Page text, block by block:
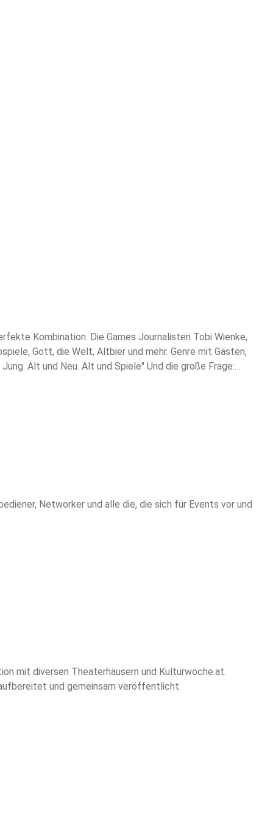
Kombination. Die Games Journalisten Tobi Wienke,
Gott, die Welt, Altbier und mehr. Genre mit Gästen,
Alt und Neu. Alt und Spiele" Und die große Frage:
Networker und alle die, die sich für Events vor und
mit diversen Theaterhäusern und Kulturwoche.at.
und gemeinsam veröffentlicht.